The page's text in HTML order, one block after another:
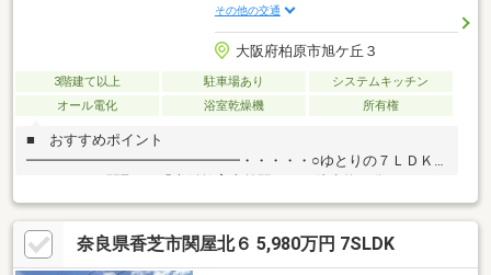
その他の交通
大阪府柏原市旭ケ丘３
3階建て以上 駐車場あり
システムキッチン
オール電化
浴室乾燥機 所有権
■ おすすめポイント
━━━━━━━━━━━━━━━・・・・・○ゆとりの７ＬＤＫ
ートあり○土地面積は、約４９坪○建物面積は、約５０坪○オール
電化住宅○複層ガラスの採用○全館床暖房、全館換気システムあり
■詳細情報をお求めの方は、下記の「資料請求する（無料）」を
クリックして下さい。■担当者・中村直通（０９０－９９８３－
奈良県香芝市関屋北６ 5,980万円 7SLDK